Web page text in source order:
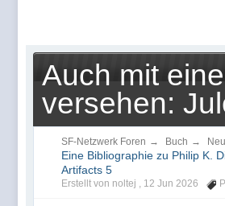
Auch mit
versehen:
SF-Netzwerk Foren → Buch →
Eine Bibliographie zu Philip K.
Artifacts 5
Erstellt von noltej , 12 Jun 2026